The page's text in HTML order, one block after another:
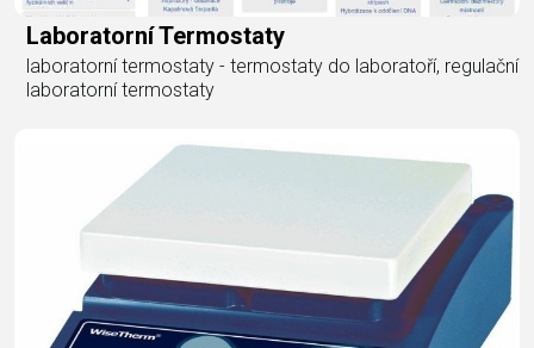
Laboratorní Termostaty
laboratorní termostaty - termostaty do laboratoří, regulační
laboratorní termostaty